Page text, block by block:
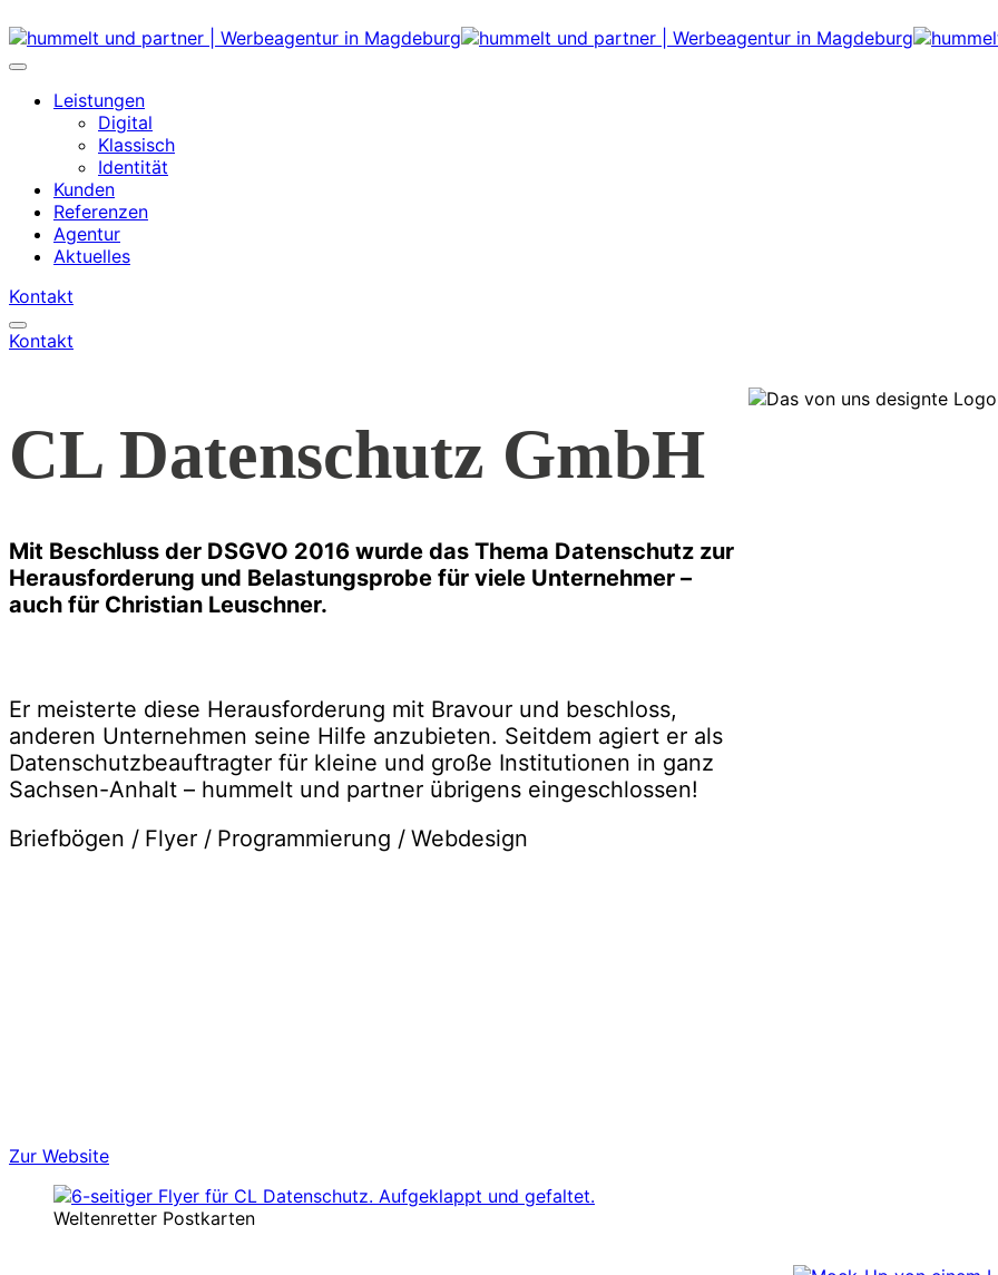
Leistungen
Digital
Klassisch
Identität
Kunden
Referenzen
Agentur
Aktuelles
Kontakt
Kontakt
CL Datenschutz GmbH
Mit Beschluss der DSGVO 2016 wurde das Thema Datenschutz zur
Herausforderung und Belastungsprobe für viele Unternehmer –
auch für Christian Leuschner.
Er meisterte diese Herausforderung mit Bravour und beschloss,
anderen Unternehmen seine Hilfe anzubieten. Seitdem agiert er als
Datenschutzbeauftragter für kleine und große Institutionen in ganz
Sachsen-Anhalt – hummelt und partner übrigens eingeschlossen!
Briefbögen / Flyer / Programmierung / Webdesign
Zur Website
Weltenretter Postkarten